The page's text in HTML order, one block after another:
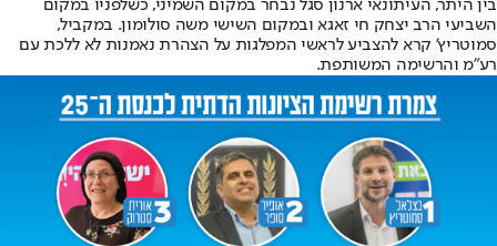
בין היתר, העיתונאי ארנון סגל נבחר במקום השמיני, כשלפניו במקום
השביעי הרב יצחק חי זאגא ובמקום השישי משה סולומון. במקביל,
סמוטריץ' קרא להצביע לראשי המפלגות על הצהרת נאמנות לא ללכת עם
רע"מ והרשימה המשותפת.